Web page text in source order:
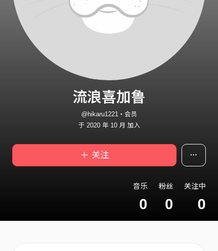
流浪喜加鲁
@hikaru1221・会员
于 2020 年 10 月 加入
＋ 关注
音乐
0
粉丝
0
关注中
0